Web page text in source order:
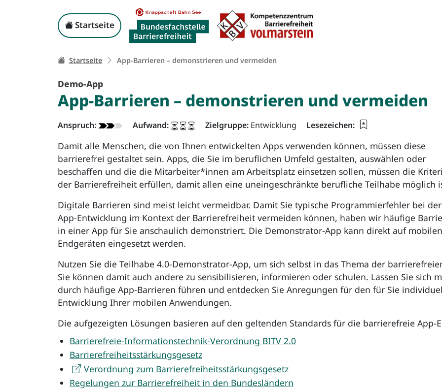
App-Barrieren – demonstrieren und
Kopf-Navigation
Startseite
Ihr Weg zu dieser Seite:
Startseite App-Barrieren – demonstrieren und vermeiden
Demo-App
App-Barrieren – demonstrieren und vermeiden
App - Info:
Anspruch: Aufwand: Zielgruppe: Entwicklung Lesezeichen:
Damit alle Menschen, die von Ihnen entwickelten Apps verwenden können, müssen diese
barrierefrei gestaltet sein. Apps, die Sie im beruflichen Umfeld gestalten, auswählen oder
beschaffen und die die Mitarbeiter*innen am Arbeitsplatz einsetzen sollen, müssen die
der Barrierefreiheit erfüllen, damit allen eine uneingeschränkte berufliche Teilhabe möglich
Digitale Barrieren sind meist leicht vermeidbar. Damit Sie typische Programmierfehler bei der
App-Entwicklung im Kontext der Barrierefreiheit vermeiden können, haben wir häufige
in einer App für Sie anschaulich demonstriert. Die Demonstrator-App kann direkt auf mobilen
Endgeräten eingesetzt werden.
Nutzen Sie die Teilhabe 4.0-Demonstrator-App, um sich selbst in das Thema der
Sie können damit auch andere zu sensibilisieren, informieren oder schulen. Lassen Sie sich
durch häufige App-Barrieren führen und entdecken Sie Anregungen für den für Sie
Entwicklung Ihrer mobilen Anwendungen.
Die aufgezeigten Lösungen basieren auf den geltenden Standards für die barrierefreie App-
Barrierefreie-Informationstechnik-Verordnung BITV 2.0
Barrierefreiheits­stärkungs­gesetz
Verordnung zum Barrierefreiheits­stärkungs­gesetz
Regelungen zur Barrierefreiheit in den Bundesländern